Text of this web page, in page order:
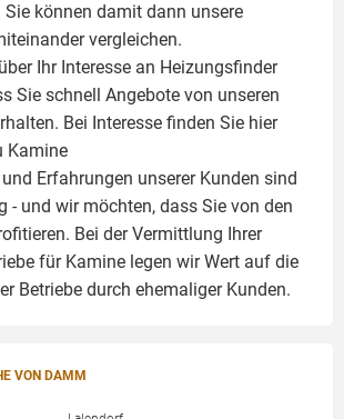
Sie können damit dann unsere
vergleichen.
Ihr Interesse an Heizungsfinder
Sie schnell Angebote von unseren
Bei Interesse finden Sie hier
Kamine
Erfahrungen unserer Kunden sind
- und wir möchten, dass Sie von den
Bei der Vermittlung Ihrer
für Kamine legen wir Wert auf die
Betriebe durch ehemaliger Kunden.
VON DAMM